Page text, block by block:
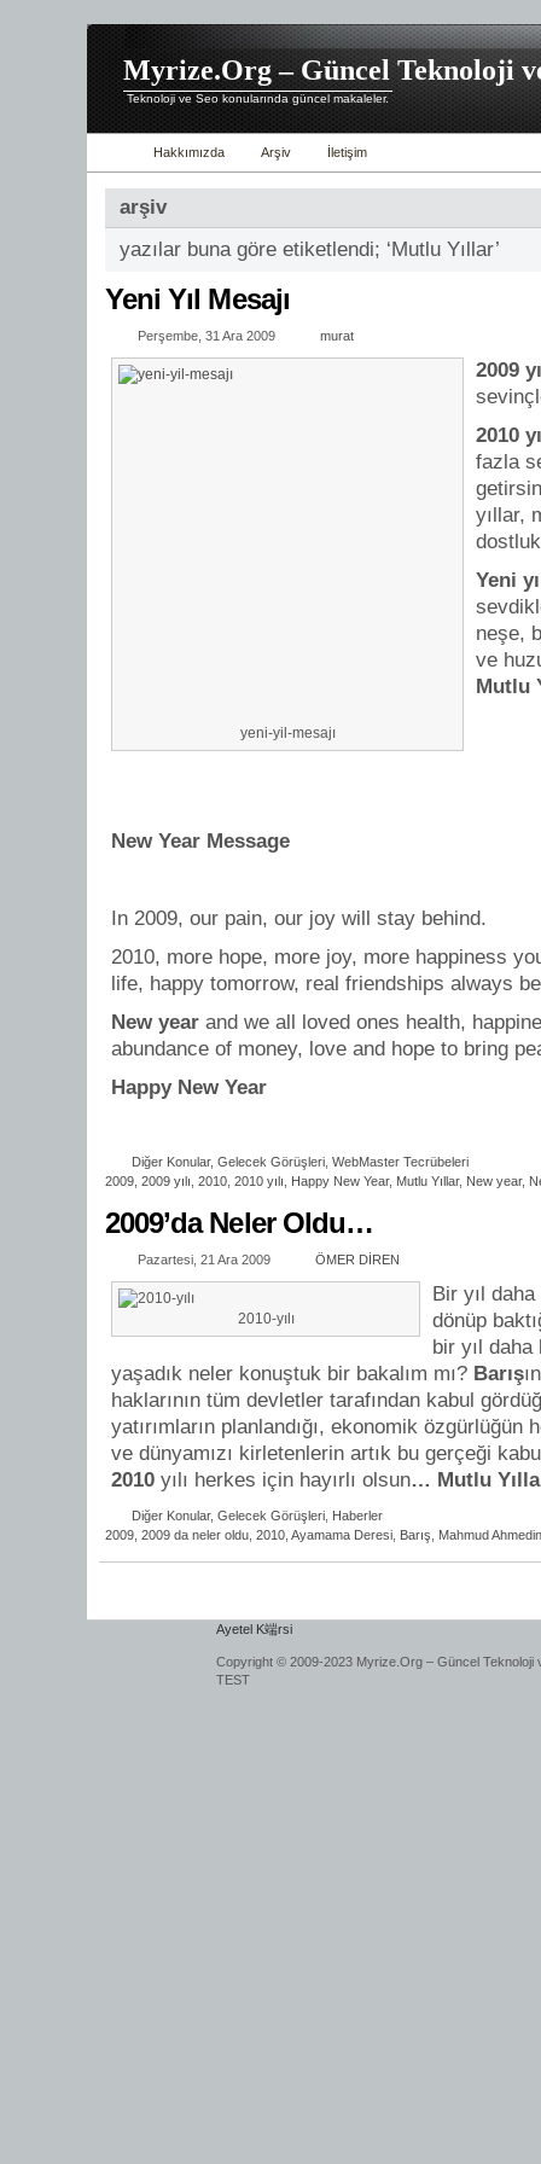
Myrize.Org – Güncel Teknoloji
Teknoloji ve Seo konularında güncel makaleler.
Hakkımızda Arşiv İletişim
arşiv
yazılar buna göre etiketlendi; ‘Mutlu Yıllar’
Yeni Yıl Mesajı
Perşembe, 31 Ara 2009 murat
yeni-yil-mesajı
2009
2010
fazla
yıllar,
Yeni
neşe,
ve
Mutlu
New Year Message
In 2009, our pain, our joy will stay behind.
2010, more hope, more joy, more happiness
life, happy tomorrow, real friendships always
New year and we all loved ones health,
abundance of money, love and hope to bring
Happy New Year
Diğer Konular, Gelecek Görüşleri WebMaster Tecrübeleri
2009 2009 yılı 2010 2010 yılı Happy New Year, Mutlu Yıllar, New year,
2009’da Neler Oldu…
Pazartesi, 21 Ara 2009 ÖMER DİREN
2010-yılı
Bir yıl
dönüp
bir yıl
yaşadık neler konuştuk bir bakalım mı? Barış
haklarının tüm devletler tarafından kabul
yatırımların planlandığı, ekonomik özgürlüğün
ve dünyamızı kirletenlerin artık bu gerçeği
2010 yılı herkes için hayırlı olsun… Mutlu
Diğer Konular, Gelecek Görüşleri Haberler
2009 2009 da neler oldu 2010 Ayamama Deresi Barış Mahmud
Ayetel K端rsi
Copyright © 2009-2023 Myrize.Org – Güncel Teknoloji
TEST